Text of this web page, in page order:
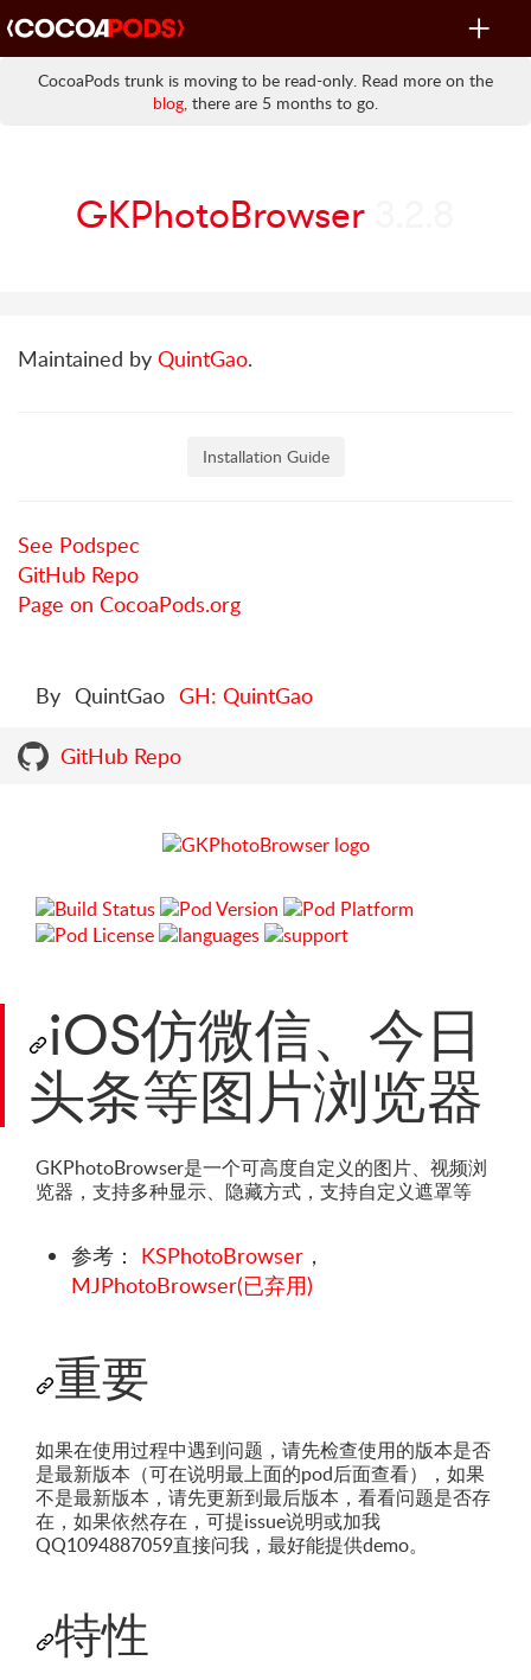
Toggle
CocoaPods trunk is moving to be read-only. Read more on the
blog, there are 5 months to go.
GKPhotoBrowser
Maintained by QuintGao.
Installation Guide
See Podspec
GitHub Repo
Page on CocoaPods.org
By QuintGao GH: QuintGao
GitHub Repo
iOS仿微信、今日
头条等图片浏览器
GKPhotoBrowser是一个可高度自定义的图片、视频浏
览器，支持多种显示、隐藏方式，支持自定义遮罩等
参考： KSPhotoBrowser ，
MJPhotoBrowser(已弃用)
重要
如果在使用过程中遇到问题，请先检查使用的版本是否
是最新版本（可在说明最上面的pod后面查看），如果
不是最新版本，请先更新到最后版本，看看问题是否存
在，如果依然存在，可提issue说明或加我
QQ1094887059直接问我，最好能提供demo。
特性